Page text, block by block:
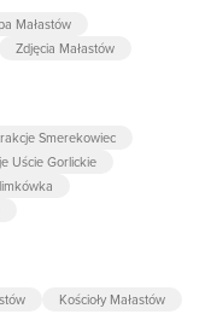
Małastów
Zdjęcia Małastów
Smerekowiec
Uście Gorlickie
Kościoły Małastów